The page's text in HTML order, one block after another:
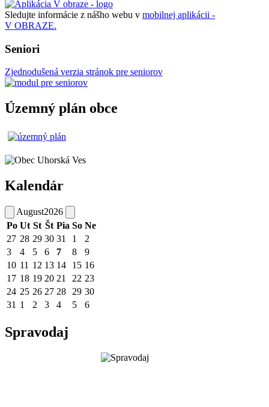
Sledujte informácie z nášho webu v mobilnej aplikácii -
V OBRAZE.
Seniori
Zjednodušená verzia stránok pre seniorov
Územný plán obce
Kalendár
August2026
Po Ut St Št Pia So Ne
27 28 29 30 31 1
2
3
4 5 6 7 8
9
10 11 12 13 14 15 16
17 18 19 20 21 22 23
24 25 26 27 28 29 30
31 1 2 3 4 5 6
Spravodaj